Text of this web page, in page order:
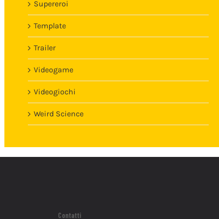
Supereroi
Template
Trailer
Videogame
Videogiochi
Weird Science
Contatti